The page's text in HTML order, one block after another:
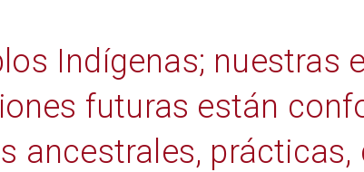
Indígenas; nuestras
futuras están
ancestrales, prácticas,